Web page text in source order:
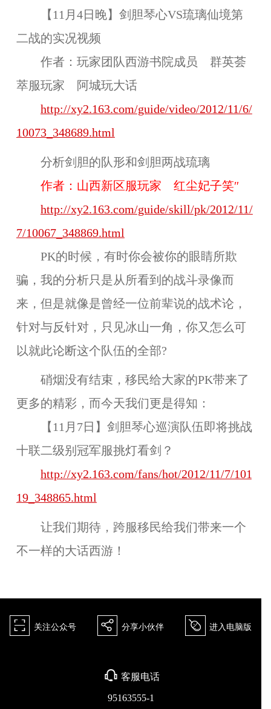
【11月4日晚】剑胆琴心VS琉璃仙境第
二战的实况视频
作者：玩家团队西游书院成员 群英荟
萃服玩家
阿城玩大话
http://xy2.163.com/guide/video/2012/11/6/
10073_348689.html
分析剑胆的队形和剑胆两战琉璃
作者：山西新区服玩家 红尘妃子笑″
http://xy2.163.com/guide/skill/pk/2012/11/
7/10067_348869.html
PK的时候，有时你会被你的眼睛所欺
骗，我的分析只是从所看到的战斗录像而
来，但是就像是曾经一位前辈说的战术论，
针对与反针对，只见冰山一角，你又怎么可
以就此论断这个队伍的全部?
硝烟没有结束，移民给大家的PK带来了
更多的精彩，而今天我们更是得知：
【11月7日】剑胆琴心巡演队伍即将挑战
十联二级别冠军服挑灯看剑？
http://xy2.163.com/fans/hot/2012/11/7/101
19_348865.html
让我们期待，跨服移民给我们带来一个
不一样的大话西游！
򰀁 关注公众号 򰀂 分享小伙伴 򰀄 进入电脑版
򰀃 客服电话
95163555-1